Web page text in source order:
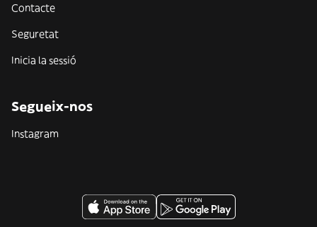
Contacte
Seguretat
Inicia la sessió
Segueix-nos
Instagram